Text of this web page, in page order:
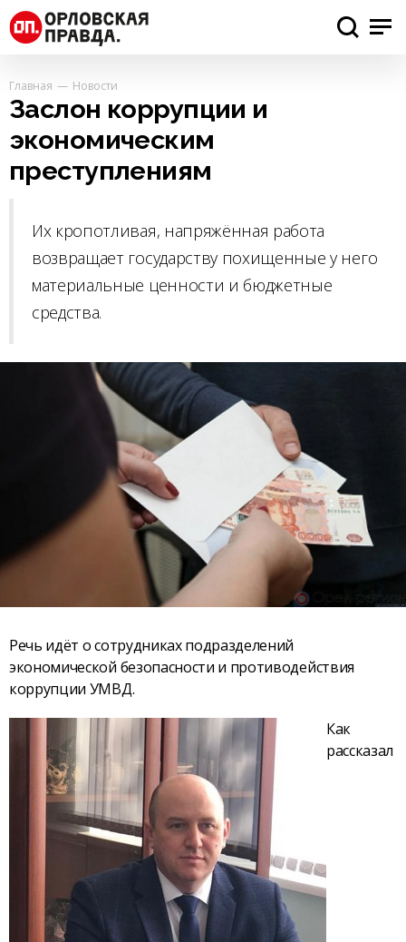
Главная Новости
Заслон коррупции и
экономическим
преступлениям
Их кропотливая, напряжённая работа
возвращает государству похищенные у него
материальные ценности и бюджетные
средства.
Речь идёт о сотрудниках подразделений
экономической безопасности и противодействия
коррупции УМВД.
Как
рассказал